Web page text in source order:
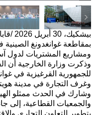
بمقاطعة غوانغدونغ
ومشاريع المشتريات لدول
وذكرت وزارة الخارجية أن
للجمهورية القرغيزية في
وغرف التجارة في مدينة
وشارك في الحدث ممثلو